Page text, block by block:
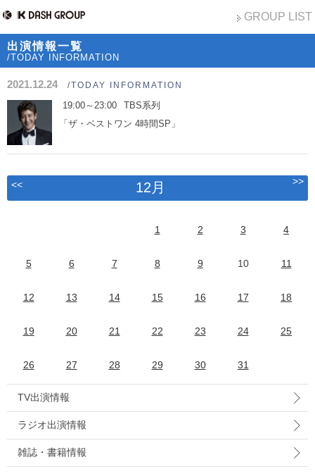
GROUP LIST
出演情報一覧
/TODAY INFORMATION
2021.12.24 /TODAY INFORMATION
19:00～23:00
TBS系列
「ザ・ベストワン 4時間SP」
<< 12月 >>
1 2 3 4
5 6 7 8 9 10 11
12 13 14 15 16 17 18
19 20 21 22 23 24 25
26 27 28 29 30 31
TV出演情報
ラジオ出演情報
雑誌・書籍情報